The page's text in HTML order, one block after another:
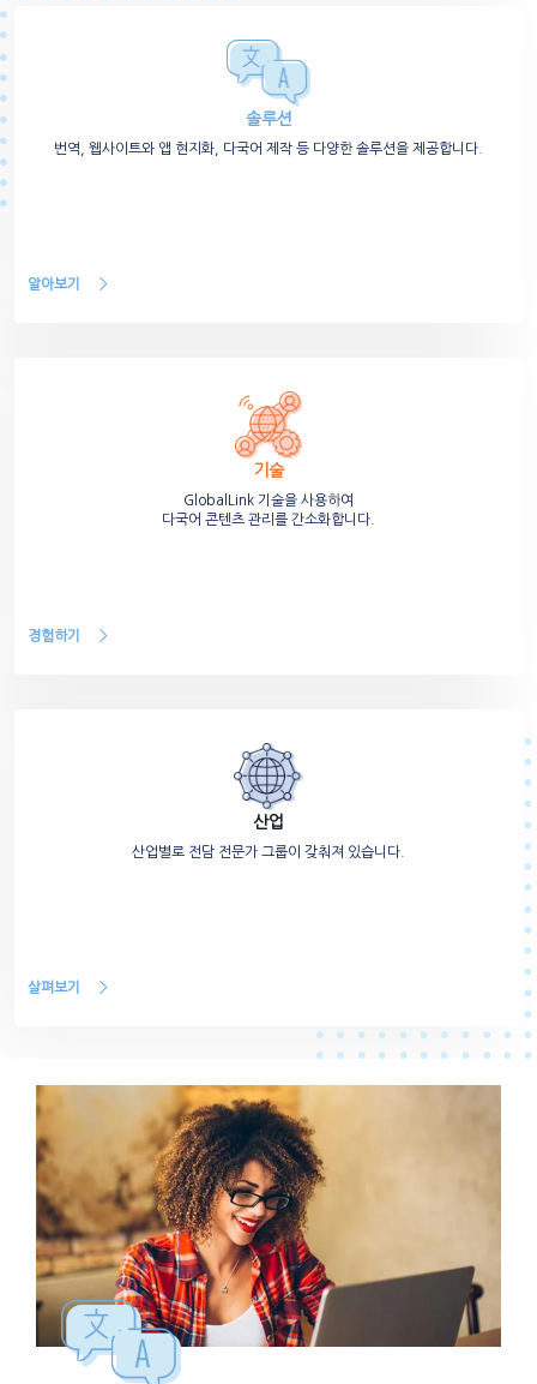
솔루션
번역, 웹사이트와 앱 현지화, 다국어 제작 등 다양한 솔루션을 제공합니다.
알아보기
기술
GlobalLink 기술을 사용하여
다국어 콘텐츠 관리를 간소화합니다.
경험하기
산업
산업별로 전담 전문가 그룹이 갖춰져 있습니다.
살펴보기